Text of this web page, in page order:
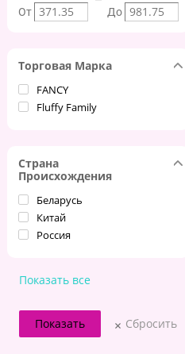
От До
Торговая Марка
FANCY
Fluffy Family
Страна
Происхождения
Беларусь
Китай
Россия
Показать все
Сбросить